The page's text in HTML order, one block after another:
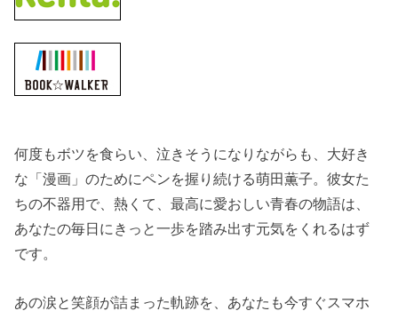
何度もボツを食らい、泣きそうになりながらも、大好き
な「漫画」のためにペンを握り続ける萌田薫子。彼女た
ちの不器用で、熱くて、最高に愛おしい青春の物語は、
あなたの毎日にきっと一歩を踏み出す元気をくれるはず
です。
あの涙と笑顔が詰まった軌跡を、あなたも今すぐスマホ